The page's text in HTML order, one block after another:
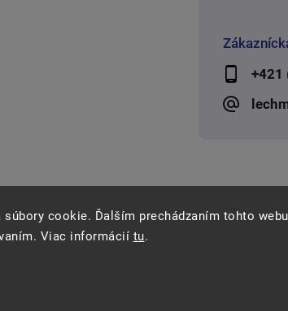
súbory cookie. Ďalším prechádzaním tohto
Viac informácií tu.
+421